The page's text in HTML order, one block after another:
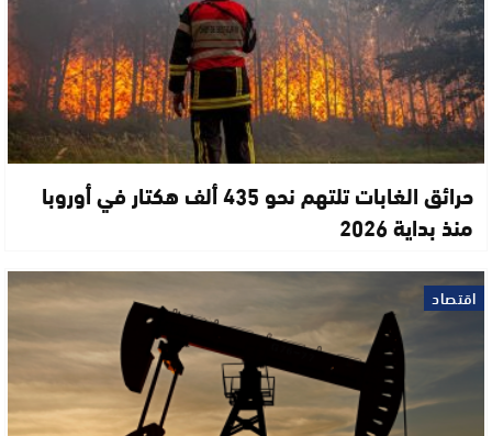
حرائق الغابات تلتهم نحو 435 ألف هكتار في أوروبا
منذ بداية 2026
اقتصاد